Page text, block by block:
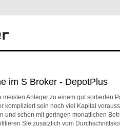
im S Broker - DepotPlus
meisten Anleger zu einem gut sortierten
kompliziert sein noch viel Kapital
und schon mit geringen monatlichen
Sie zusätzlich vom